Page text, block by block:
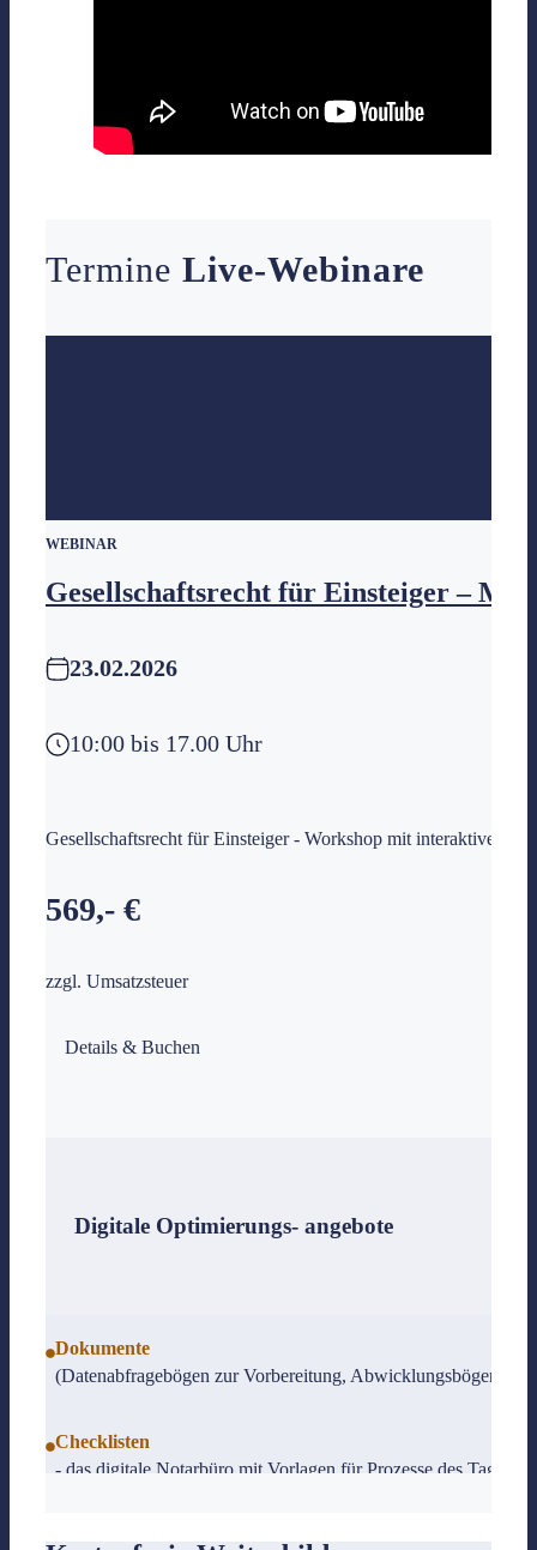
Termine Live-Webinare
WEBINAR
Gesellschaftsrecht für Einsteiger –
23.02.2026
10:00 bis 17.00 Uhr
Gesellschaftsrecht für Einsteiger - Workshop mit interaktiven
569,- €
zzgl. Umsatzsteuer
Details & Buchen
Digitale Optimierungs- angebote
Dokumente
(Datenabfragebögen zur Vorbereitung, Abwicklungsbögen,
Checklisten
- das digitale Notarbüro mit Vorlagen für Prozesse des